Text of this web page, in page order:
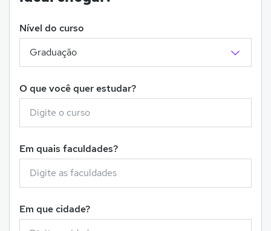
Nível do curso
O que você quer estudar?
Em quais faculdades?
Em que cidade?